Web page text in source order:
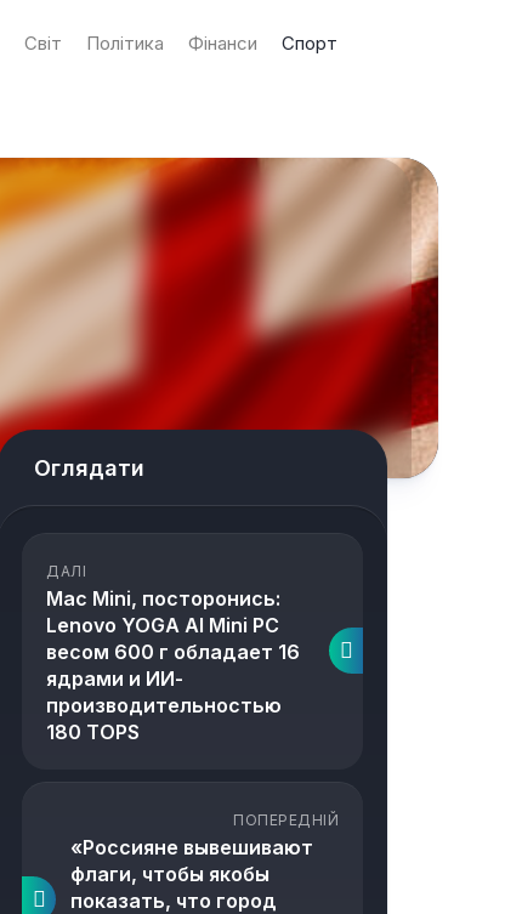
Світ Політика Фінанси
Спорт
Оглядати
ДАЛІ
Mac Mini, посторонись:
Lenovo YOGA AI Mini PC
весом 600 г обладает 16
ядрами и ИИ-
производительностью
180 TOPS
ПОПЕРЕДНІЙ
«Россияне вывешивают
флаги, чтобы якобы
показать, что город